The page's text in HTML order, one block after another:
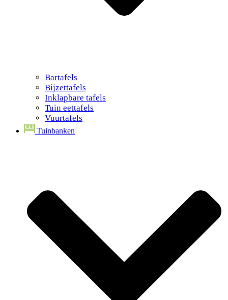
Bartafels
Bijzettafels
Inklapbare tafels
Tuin eettafels
Vuurtafels
Tuinbanken